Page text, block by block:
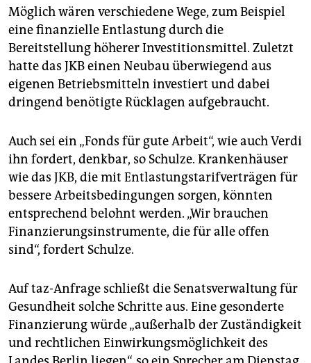
Möglich wären verschiedene Wege, zum Beispiel
eine finanzielle Entlastung durch die
Bereitstellung höherer Investitionsmittel. Zuletzt
hatte das JKB einen Neubau überwiegend aus
eigenen Betriebsmitteln investiert und dabei
dringend benötigte Rücklagen aufgebraucht.
Auch sei ein „Fonds für gute Arbeit“, wie auch Verdi
ihn fordert, denkbar, so Schulze. Krankenhäuser
wie das JKB, die mit Entlastungstarifverträgen für
bessere Arbeitsbedingungen sorgen, könnten
entsprechend belohnt werden. „Wir brauchen
Finanzierungsinstrumente, die für alle offen
sind“, fordert Schulze.
Auf taz-Anfrage schließt die Senatsverwaltung für
Gesundheit solche Schritte aus. Eine gesonderte
Finanzierung würde „außerhalb der Zuständigkeit
und rechtlichen Einwirkungsmöglichkeit des